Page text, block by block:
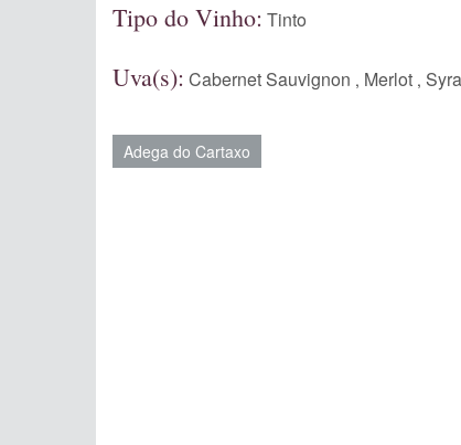
Tipo do Vinho: Tinto
Uva(s): Cabernet Sauvignon , Merlot ,
Adega do Cartaxo